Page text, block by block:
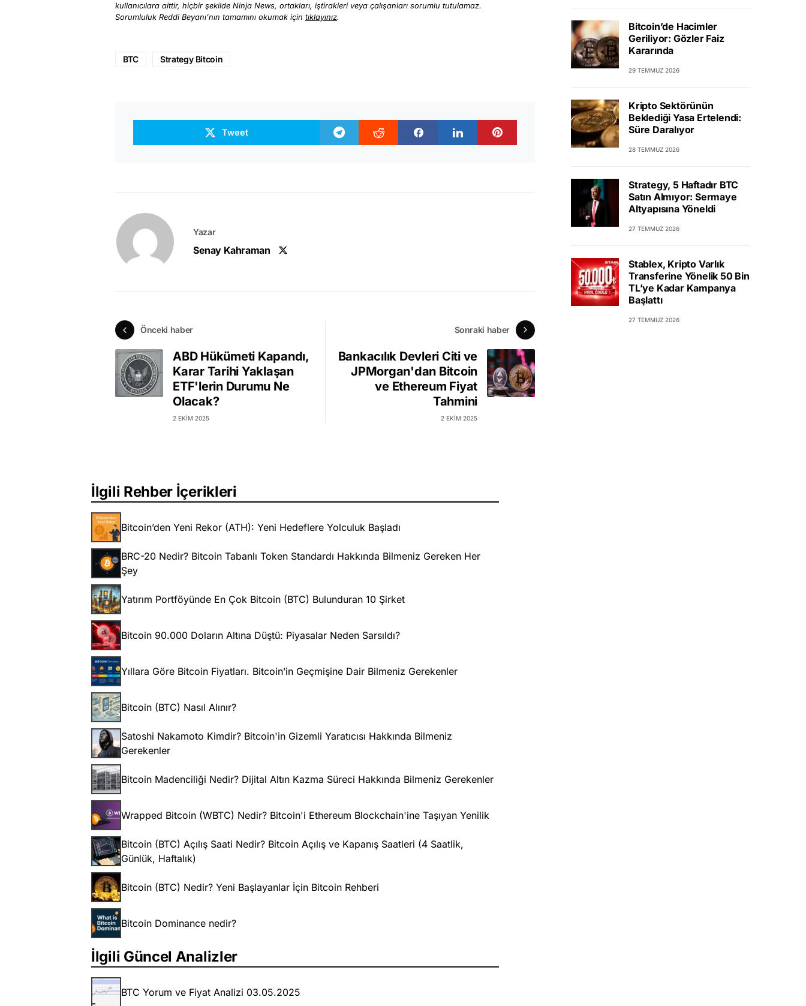
kullanıcılara aittir, hiçbir şekilde Ninja News, ortakları, iştirakleri veya çalışanları sorumlu tutulamaz.
Sorumluluk Reddi Beyanı’nın tamamını okumak için tıklayınız.
BTC Strategy Bitcoin
Tweet
Yazar
Senay Kahraman
Önceki haber
ABD Hükümeti Kapandı,
Karar Tarihi Yaklaşan
ETF'lerin Durumu Ne
Olacak?
2 EKIM 2025
Sonraki haber
Bankacılık Devleri Citi ve
JPMorgan'dan Bitcoin
ve Ethereum Fiyat
Tahmini
2 EKIM 2025
İlgili Rehber İçerikleri
Bitcoin’den Yeni Rekor (ATH): Yeni Hedeflere Yolculuk Başladı
BRC-20 Nedir? Bitcoin Tabanlı Token Standardı Hakkında Bilmeniz Gereken Her
Şey
Yatırım Portföyünde En Çok Bitcoin (BTC) Bulunduran 10 Şirket
Bitcoin 90.000 Doların Altına Düştü: Piyasalar Neden Sarsıldı?
Yıllara Göre Bitcoin Fiyatları. Bitcoin’in Geçmişine Dair Bilmeniz Gerekenler
Bitcoin (BTC) Nasıl Alınır?
Satoshi Nakamoto Kimdir? Bitcoin'in Gizemli Yaratıcısı Hakkında Bilmeniz
Gerekenler
Bitcoin Madenciliği Nedir? Dijital Altın Kazma Süreci Hakkında Bilmeniz Gerekenler
Wrapped Bitcoin (WBTC) Nedir? Bitcoin'i Ethereum Blockchain'ine Taşıyan Yenilik
Bitcoin (BTC) Açılış Saati Nedir? Bitcoin Açılış ve Kapanış Saatleri (4 Saatlik,
Günlük, Haftalık)
Bitcoin (BTC) Nedir? Yeni Başlayanlar İçin Bitcoin Rehberi
Bitcoin Dominance nedir?
İlgili Güncel Analizler
BTC Yorum ve Fiyat Analizi 03.05.2025
Bitcoin’de Hacimler
Geriliyor: Gözler Faiz
Kararında
29 TEMMUZ 2026
Kripto Sektörünün
Beklediği Yasa Ertelendi:
Süre Daralıyor
28 TEMMUZ 2026
Strategy, 5 Haftadır BTC
Satın Almıyor: Sermaye
Altyapısına Yöneldi
27 TEMMUZ 2026
Stablex, Kripto Varlık
Transferine Yönelik 50 Bin
TL’ye Kadar Kampanya
Başlattı
27 TEMMUZ 2026